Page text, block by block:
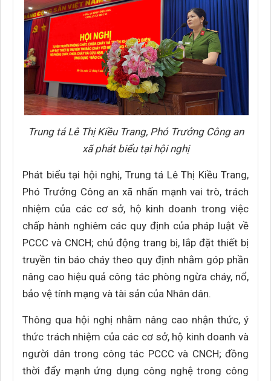
Trung tá Lê Thị Kiều Trang, Phó Trưởng Công an
xã phát biểu tại hội nghị
Phát biểu tại hội nghị, Trung tá Lê Thị Kiều Trang,
Phó Trưởng Công an xã nhấn mạnh vai trò, trách
nhiệm của các cơ sở, hộ kinh doanh trong việc
chấp hành nghiêm các quy định của pháp luật về
PCCC và CNCH; chủ động trang bị, lắp đặt thiết bị
truyền tin báo cháy theo quy định nhằm góp phần
nâng cao hiệu quả công tác phòng ngừa cháy, nổ,
bảo vệ tính mạng và tài sản của Nhân dân.
Thông qua hội nghị nhằm nâng cao nhận thức, ý
thức trách nhiệm của các cơ sở, hộ kinh doanh và
người dân trong công tác PCCC và CNCH; đồng
thời đẩy mạnh ứng dụng công nghệ trong công